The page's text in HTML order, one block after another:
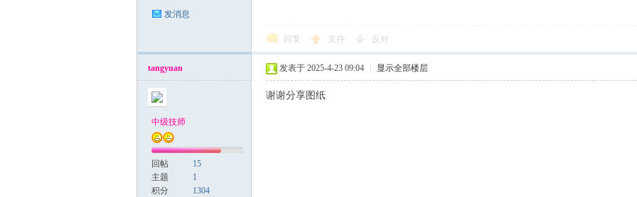
发消息
回复 支持 反对
tangyuan
中级技师
回帖
15
主题
1
积分
1304
发表于 2025-4-23 09:04 显示全部楼层
谢谢分享图纸